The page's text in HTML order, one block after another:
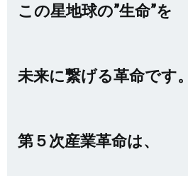
この星地球の”生命”を
未来に繋げる革命です。
第５次産業革命は、